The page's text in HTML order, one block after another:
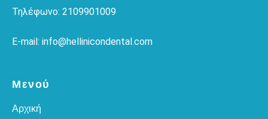
Μενού
Αρχική
Τηλέφωνο: 2109901009
E-mail: info@hellinicondental.com